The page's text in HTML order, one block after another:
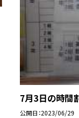
7月3日の時間
公開日 2023/06/29